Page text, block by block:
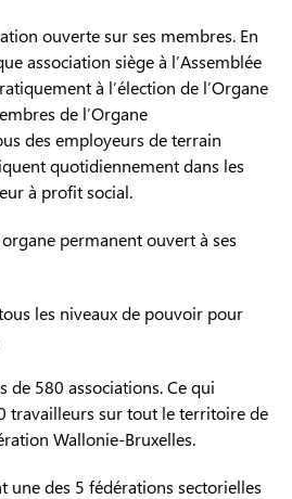
ouverte sur ses membres. En
association siège à l’Assemblée
à l’élection de l’Organe
de l’Organe
des employeurs de terrain
quotidiennement dans les
à profit social.
organe permanent ouvert à ses
les niveaux de pouvoir pour
de 580 associations. Ce qui
travailleurs sur tout le territoire de
Wallonie-Bruxelles.
une des 5 fédérations sectorielles